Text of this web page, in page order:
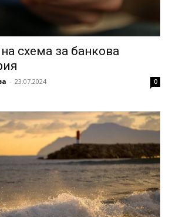
схема за банкова
- 23.07.2024 0